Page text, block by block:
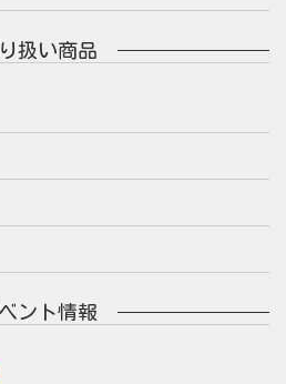
扱い商品
ント情報